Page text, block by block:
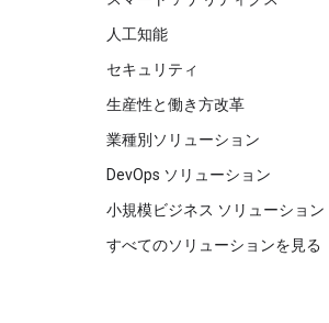
人工知能
セキュリティ
生産性と働き方改革
業種別ソリューション
DevOps ソリューション
小規模ビジネス ソリューション
すべてのソリューションを見る